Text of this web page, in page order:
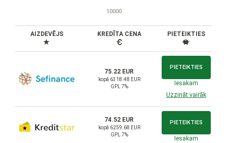
10000
AIZDEVĒJS KREDĪTA CENA PIETEIKTIES
75.22 EUR
kopā 6318.48 EUR
GPL 7%
PIETEIKTIES
Iesakam
Uzzināt vairāk
74.52 EUR
kopā 6259.68 EUR
GPL 7%
PIETEIKTIES
Iesakam